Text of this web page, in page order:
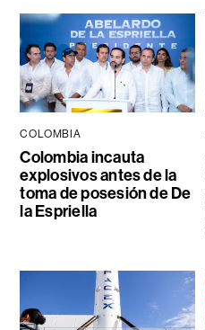
COLOMBIA
Colombia incauta
explosivos antes de la
toma de posesión de De
la Espriella